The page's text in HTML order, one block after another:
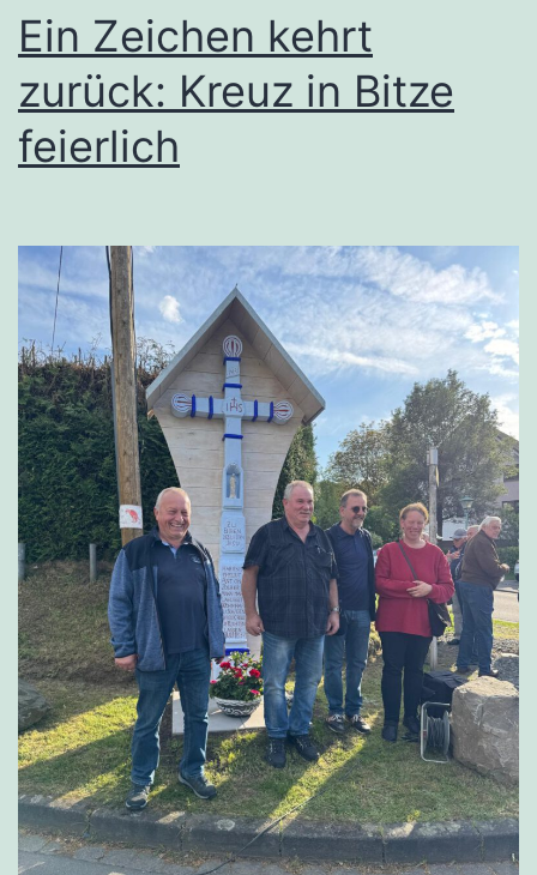
Ein Zeichen kehrt
zurück: Kreuz in Bitze
feierlich